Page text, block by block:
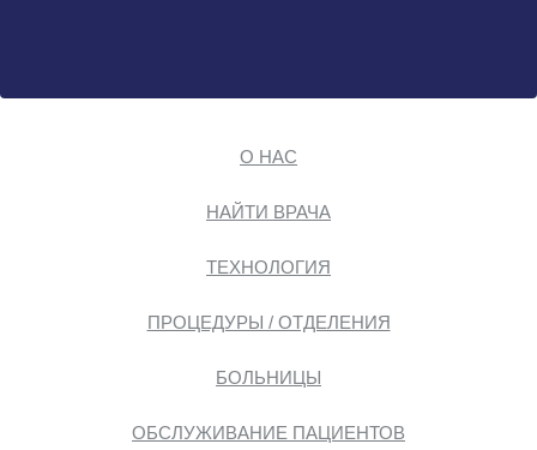
О НАС
НАЙТИ ВРАЧА
ТЕХНОЛОГИЯ
ПРОЦЕДУРЫ / ОТДЕЛЕНИЯ
БОЛЬНИЦЫ
ОБСЛУЖИВАНИЕ ПАЦИЕНТОВ